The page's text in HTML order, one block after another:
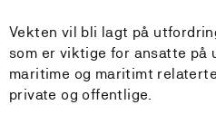
Vekten vil bli lagt på
som er viktige for ansatte på
maritime og maritimt
private og offentlige.